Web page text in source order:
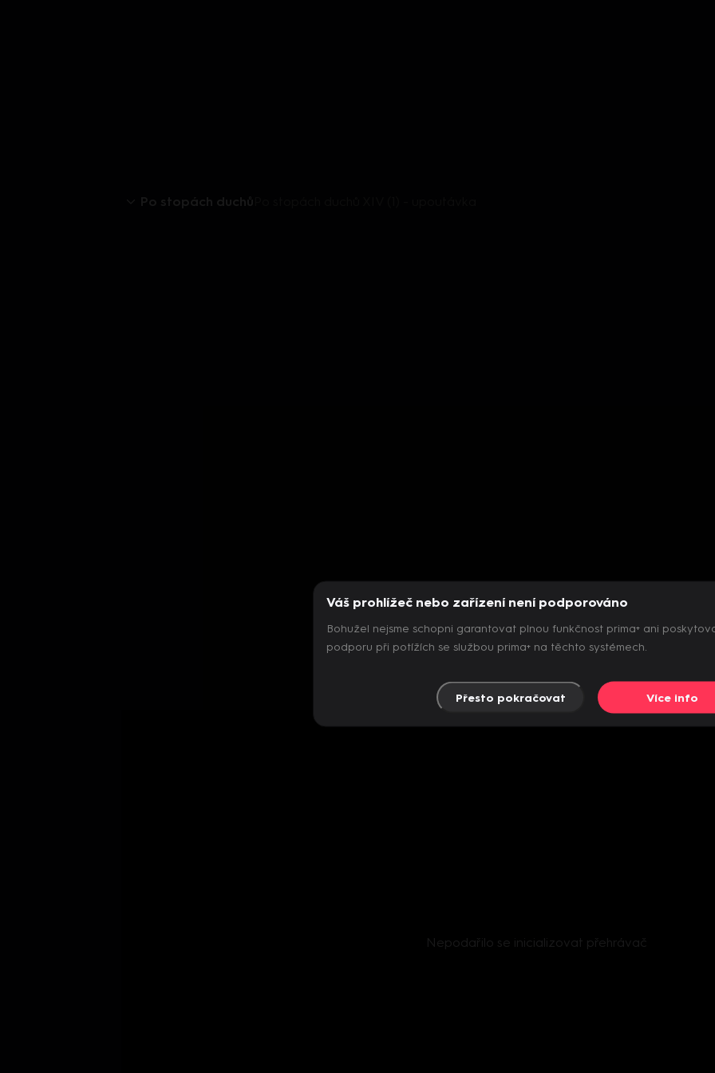
Nepodařilo se inicializovat přehrávač
Váš prohlížeč nebo zařízení není podporováno
Bohužel nejsme schopni garantovat plnou funkčnost prima+ ani
podporu při potížích se službou prima+ na těchto systémech.
Přesto pokračovat Více info